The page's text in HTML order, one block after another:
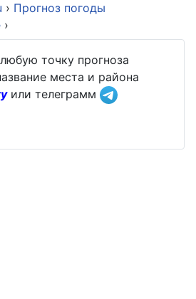
› Прогноз погоды
›
точку прогноза
места и района
или телеграмм